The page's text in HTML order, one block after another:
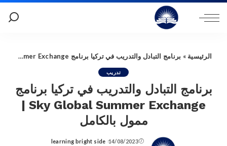
الرئيسية » برنامج التبادل والتدريب في تركيا برنامج Sky Global Summer Exchange | ممول بالكامل
تدريب
برنامج التبادل والتدريب في تركيا برنامج
Sky Global Summer Exchange |
ممول بالكامل
14/08/2023
learning bright side